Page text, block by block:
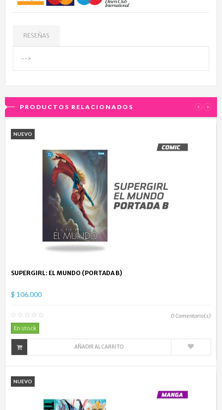
RESEÑAS
-->
PRODUCTOS RELACIONADOS ‹ ›
NUEVO
SUPERGIRL: EL MUNDO (PORTADA B)
$ 106.000
0Comentario(s)
En stock
AÑADIR AL CARRITO
NUEVO